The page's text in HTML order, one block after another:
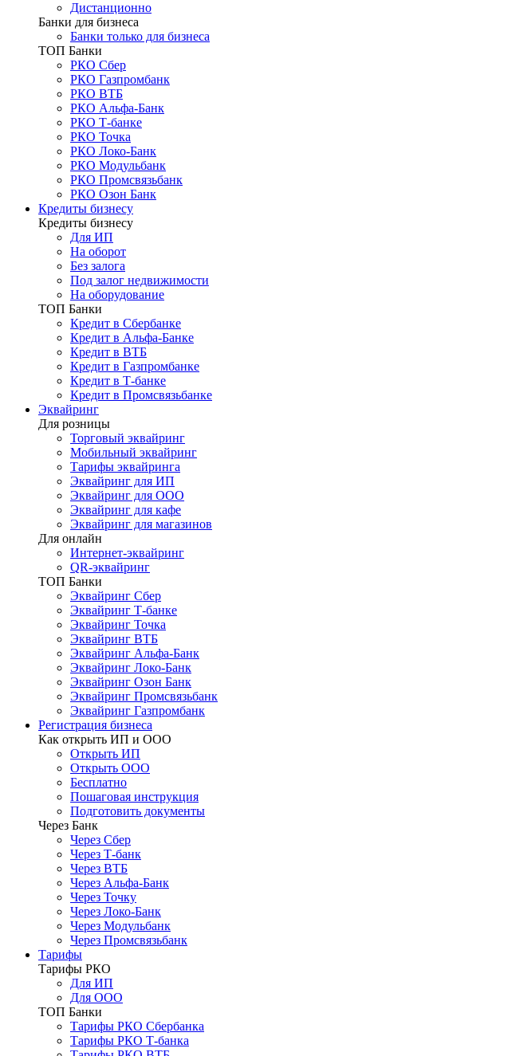
Дистанционно
Банки для бизнеса
Банки только для бизнеса
ТОП Банки
РКО Сбер
РКО Газпромбанк
РКО ВТБ
РКО Альфа-Банк
РКО Т-банке
РКО Точка
РКО Локо-Банк
РКО Модульбанк
РКО Промсвязьбанк
РКО Озон Банк
Кредиты бизнесу
Кредиты бизнесу
Для ИП
На оборот
Без залога
Под залог недвижимости
На оборудование
ТОП Банки
Кредит в Сбербанке
Кредит в Альфа-Банке
Кредит в ВТБ
Кредит в Газпромбанке
Кредит в Т-банке
Кредит в Промсвязьбанке
Эквайринг
Для розницы
Торговый эквайринг
Мобильный эквайринг
Тарифы эквайринга
Эквайринг для ИП
Эквайринг для ООО
Эквайринг для кафе
Эквайринг для магазинов
Для онлайн
Интернет-эквайринг
QR-эквайринг
ТОП Банки
Эквайринг Сбер
Эквайринг Т-банке
Эквайринг Точка
Эквайринг ВТБ
Эквайринг Альфа-Банк
Эквайринг Локо-Банк
Эквайринг Озон Банк
Эквайринг Промсвязьбанк
Эквайринг Газпромбанк
Регистрация бизнеса
Как открыть ИП и ООО
Открыть ИП
Открыть ООО
Бесплатно
Пошаговая инструкция
Подготовить документы
Через Банк
Через Сбер
Через Т-банк
Через ВТБ
Через Альфа-Банк
Через Точку
Через Локо-Банк
Через Модульбанк
Через Промсвязьбанк
Тарифы
Тарифы РКО
Для ИП
Для ООО
ТОП Банки
Тарифы РКО Сбербанка
Тарифы РКО Т-банка